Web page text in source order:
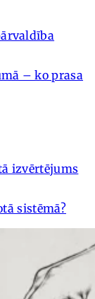
– ko prasa
izvērtējums
sistēmā?